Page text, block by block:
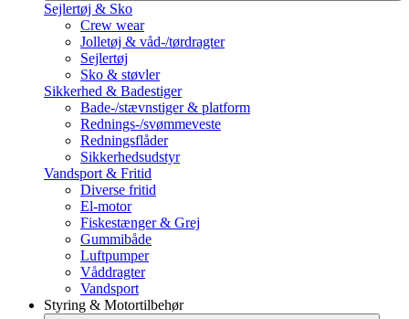
Sejlertøj & Sko
Crew wear
Jolletøj & våd-/tørdragter
Sejlertøj
Sko & støvler
Sikkerhed & Badestiger
Bade-/stævnstiger & platform
Rednings-/svømmeveste
Redningsflåder
Sikkerhedsudstyr
Vandsport & Fritid
Diverse fritid
El-motor
Fiskestænger & Grej
Gummibåde
Luftpumper
Våddragter
Vandsport
Styring & Motortilbehør